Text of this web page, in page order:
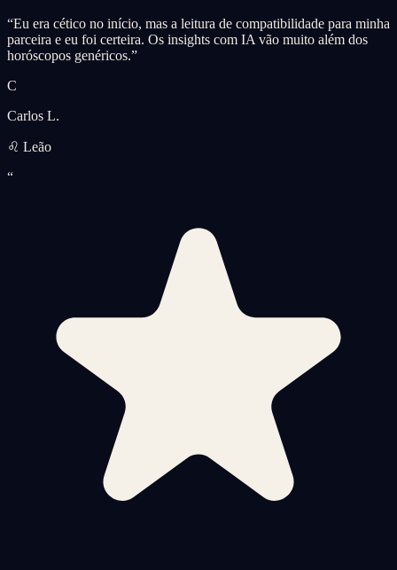
“Eu era cético no início, mas a leitura de compatibilidade para minha
parceira e eu foi certeira. Os insights com IA vão muito além dos
horóscopos genéricos.”
C
Carlos L.
♌ Leão
“